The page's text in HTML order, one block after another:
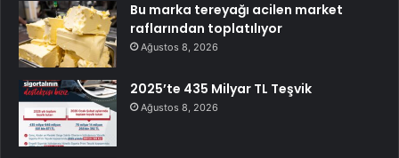
Bu marka tereyağı acilen market
raflarından toplatılıyor
Ağustos 8, 2026
2025’te 435 Milyar TL Teşvik
Ağustos 8, 2026